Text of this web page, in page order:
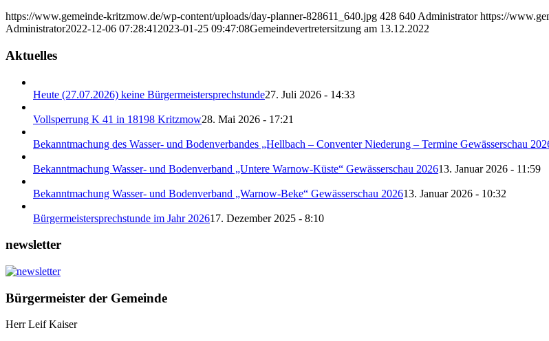
https://www.gemeinde-kritzmow.de/wp-content/uploads/day-planner-828611_640.jpg 428 640 Administrator https://
Administrator2022-12-06 07:28:41 2023-01-25 09:47:08Gemeindevertretersitzung am 13.12.2022
Aktuelles
Heute (27.07.2026) keine Bürgermeistersprechstunde27. Juli 2026 - 14:33
Vollsperrung K 41 in 18198 Kritzmow28. Mai 2026 - 17:21
Bekanntmachung des Wasser- und Bodenverbandes „Hellbach – Conventer Niederung – Termine Gewässerschau
Bekanntmachung Wasser- und Bodenverband „Untere Warnow-Küste“ Gewässerschau 202613. Januar 2026 - 11:59
Bekanntmachung Wasser- und Bodenverband „Warnow-Beke“ Gewässerschau 202613. Januar 2026 - 10:32
Bürgermeistersprechstunde im Jahr 202617. Dezember 2025 - 8:10
newsletter
Bürgermeister der Gemeinde
Herr Leif Kaiser